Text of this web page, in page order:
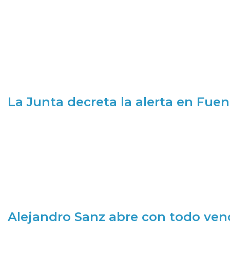
La Junta decreta la alerta en
Alejandro Sanz abre con todo